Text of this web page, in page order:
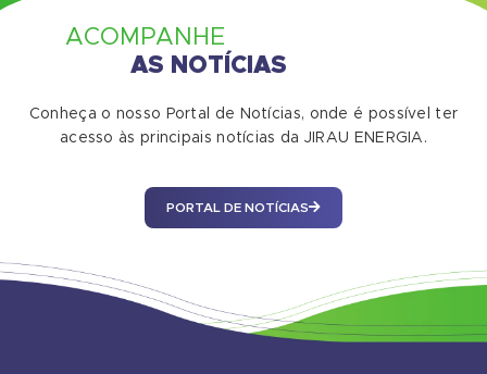
ACOMPANHE
AS NOTÍCIAS
Conheça o nosso Portal de Notícias, onde é possível ter
acesso às principais notícias da JIRAU ENERGIA.
PORTAL DE NOTÍCIAS